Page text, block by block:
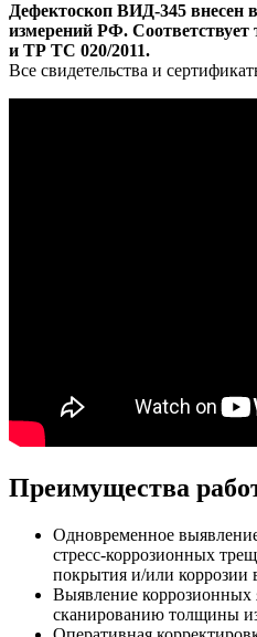
Дефектоскоп ВИД-345 внесен в
измерений РФ.
и ТР ТС 020/2011.
Все свидетельства и
Преимущества
Одновременное
стресс-коррозионных
покрытия и/или коррозии
Выявление коррозионных
сканированию толщины